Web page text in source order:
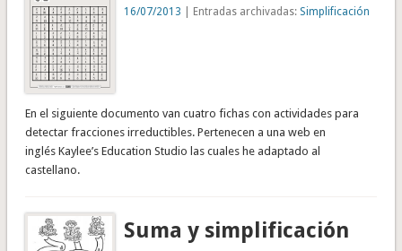
16/07/2013 | Entradas archivadas: Simplificación
En el siguiente documento van cuatro fichas con actividades para
detectar fracciones irreductibles. Pertenecen a una web en
inglés Kaylee’s Education Studio las cuales he adaptado al
castellano.
Suma y simplificación